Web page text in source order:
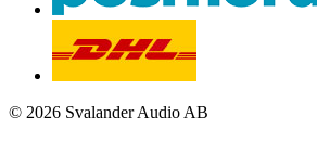
© 2026 Svalander Audio AB